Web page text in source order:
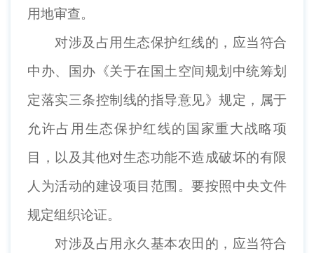
用地审查。
对涉及占用生态保护红线的，应当符合
中办、国办《关于在国土空间规划中统筹划
定落实三条控制线的指导意见》规定，属于
允许占用生态保护红线的国家重大战略项
目，以及其他对生态功能不造成破坏的有限
人为活动的建设项目范围。要按照中央文件
规定组织论证。
对涉及占用永久基本农田的，应当符合